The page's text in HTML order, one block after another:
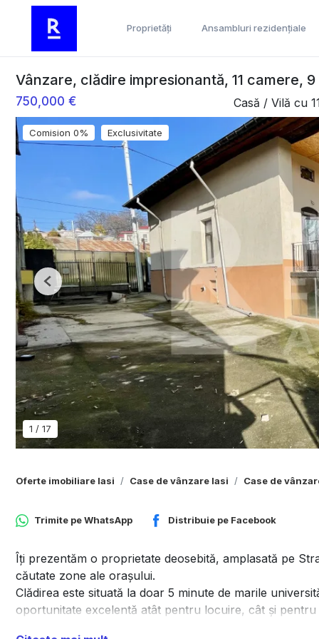
Proprietăți Ansambluri rezidențiale
Vânzare, clădire impresionantă, 11 camere,
750,000 € Casă / Vilă cu
Comision 0% Exclusivitate
1 / 17
Previous
Oferte imobiliare Iasi Case de vânzare Iasi Case de
Trimite peWhatsApp Distribuie pe Facebook
Îți prezentăm o proprietate deosebită, amplasată pe
căutate zone ale orașului.
Clădirea este situată la doar 5 minute de marile
oportunitate excelentă atât pentru locuire, cât și pentru